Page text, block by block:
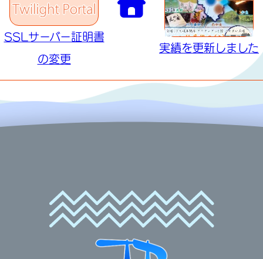
SSLサーバー証明書
の変更
実績を更新しました